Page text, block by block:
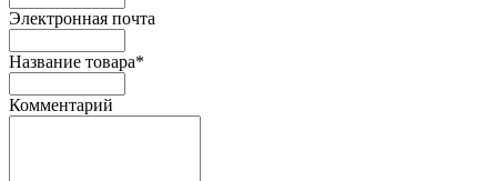
Электронная почта
Название товара*
Комментарий